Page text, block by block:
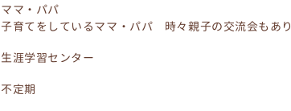
ママ・パパ
子育てをしているママ・パパ 時々親子の交流会もあり
生涯学習センター
不定期